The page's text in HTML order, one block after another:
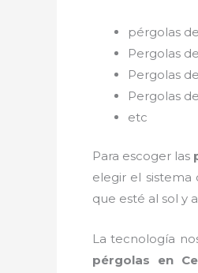
pérgolas
Pergolas
Pergolas
Pergolas
etc
Para escoger las
elegir el
que esté al sol y
La tecnología
pérgolas en